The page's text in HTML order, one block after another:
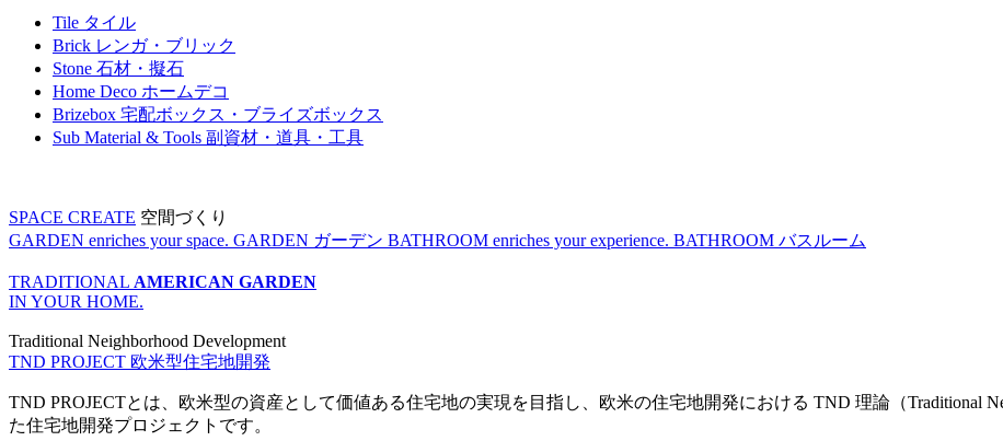
Tile タイル
Brick レンガ・ブリック
Stone 石材・擬石
Home Deco ホームデコ
Brizebox 宅配ボックス・ブライズボックス
Sub Material & Tools 副資材・道具・工具
SPACE CREATE 空間づくり
GARDEN enriches your space. GARDEN ガーデン BATHROOM enriches your experience. BATHROOM バスルーム
TRADITIONAL AMERICAN GARDEN
IN YOUR HOME.
Traditional Neighborhood Development
TND PROJECT 欧米型住宅地開発
TND PROJECTとは、欧米型の資産として価値ある住宅地の実現を目指し、欧米の住宅地開発における TND 理論（Traditional
た住宅地開発プロジェクトです。